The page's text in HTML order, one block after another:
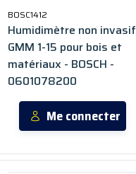
BOSC1412
Humidimètre non invasif
GMM 1-15 pour bois et
matériaux - BOSCH -
0601078200
Me connecter